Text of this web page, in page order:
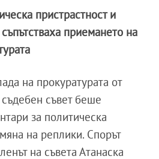
пристрастност и
приемането на
на прокуратурата от
съвет беше
за политическа
на реплики. Спорът
на съвета Атанаска